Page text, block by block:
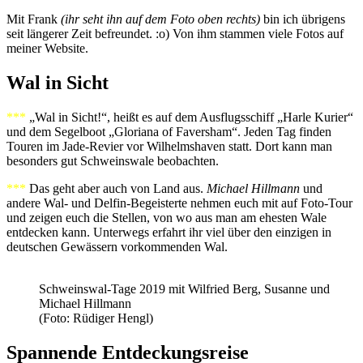
Mit Frank (ihr seht ihn auf dem Foto oben rechts) bin ich übrigens
seit längerer Zeit befreundet. :o) Von ihm stammen viele Fotos auf
meiner Website.
Wal in Sicht
*** „Wal in Sicht!“, heißt es auf dem Ausflugsschiff „Harle Kurier“
und dem Segelboot „Gloriana of Faversham“. Jeden Tag finden
Touren im Jade-Revier vor Wilhelmshaven statt. Dort kann man
besonders gut Schweinswale beobachten.
*** Das geht aber auch von Land aus. Michael Hillmann und
andere Wal- und Delfin-Begeisterte nehmen euch mit auf Foto-Tour
und zeigen euch die Stellen, von wo aus man am ehesten Wale
entdecken kann. Unterwegs erfahrt ihr viel über den einzigen in
deutschen Gewässern vorkommenden Wal.
Schweinswal-Tage 2019 mit Wilfried Berg, Susanne und
Michael Hillmann
(Foto: Rüdiger Hengl)
Spannende Entdeckungsreise